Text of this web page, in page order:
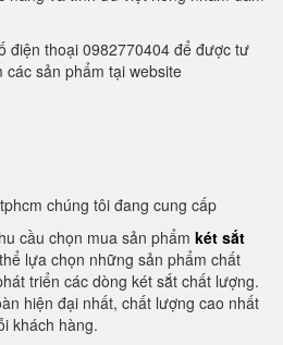
điện thoại 0982770404 để được tư
sản phẩm tại website
chúng tôi đang cung cấp
cầu chọn mua sản phẩm két sắt
lựa chọn những sản phẩm chất
triển các dòng két sắt chất lượng.
hiện đại nhất, chất lượng cao nhất
khách hàng.